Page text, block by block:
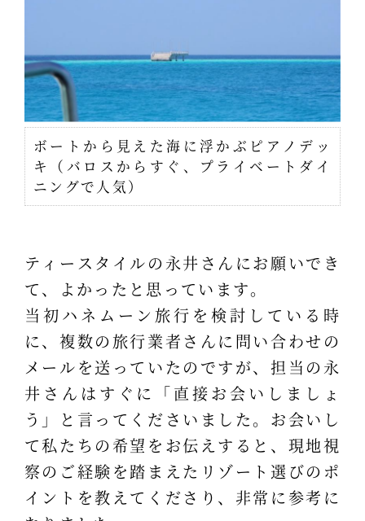
ボートから見えた海に浮かぶピアノデッ
キ（バロスからすぐ、プライベートダイ
ニングで人気）
ティースタイルの永井さんにお願いでき
て、よかったと思っています。
当初ハネムーン旅行を検討している時
に、複数の旅行業者さんに問い合わせの
メールを送っていたのですが、担当の永
井さんはすぐに「直接お会いしましょ
う」と言ってくださいました。お会いし
て私たちの希望をお伝えすると、現地視
察のご経験を踏まえたリゾート選びのポ
イントを教えてくださり、非常に参考に